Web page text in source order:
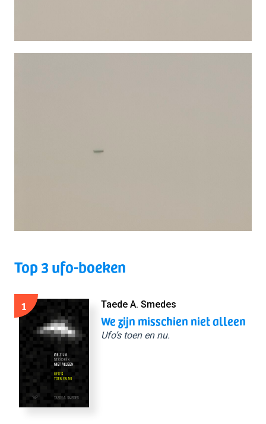
Top 3 ufo-boeken
1 Taede A. Smedes
We zijn misschien niet alleen
Ufo’s toen en nu.